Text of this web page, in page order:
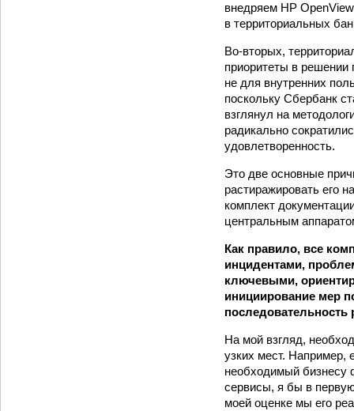
внедряем HP
в территориальных
Во-вторых,
приоритеты в решении
не для внутренних
поскольку Сбербанк
взглянул на
радикально
удовлетворенность.
Это две основные
растиражировать его
комплект
центральным
Как правило, все
инцидентами,
ключевыми,
инициирование мер
последовательность
На мой взгляд,
узких мест. Например,
необходимый бизнесу
сервисы, я бы в
моей оценке мы его